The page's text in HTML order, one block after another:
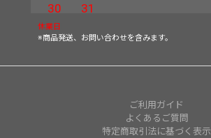
30
31
休業日
※商品発送、お問い合わせを含みます。
ご利用ガイド
よくあるご質問
特定商取引法に基づく表示